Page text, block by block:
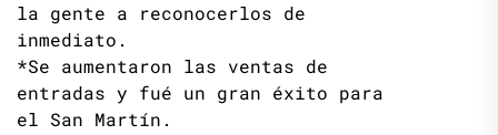
la gente a reconocerlos de
inmediato.
*Se aumentaron las ventas de
entradas y fué un gran éxito para
el San Martín.